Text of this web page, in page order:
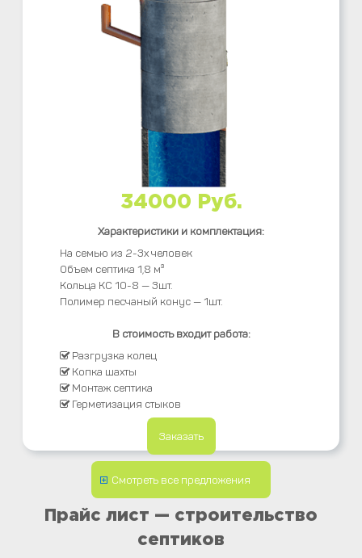
34000 Руб.
Характеристики и комплектация:
На семью из 2-3х человек
Объем септика 1,8 м³
Кольца КС 10-8 — 3шт.
Полимер песчаный конус — 1шт.
В стоимость входит работа:
Разгрузка колец
Копка шахты
Монтаж септика
Герметизация стыков
Заказать
Смотреть все предложения
Прайс лист — строительство
септиков